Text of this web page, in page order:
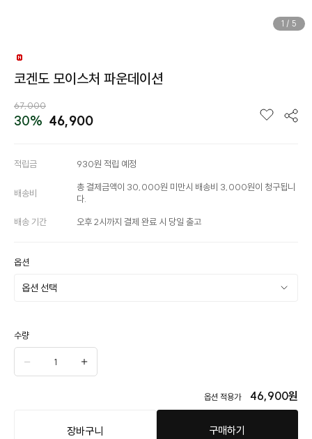
1 / 5
코겐도 모이스처 파운데이션
67,000
30% 46,900
적립금 930원 적립 예정
배송비
총 결제금액이 30,000원 미만시 배송비 3,000원이 청구됩니
다.
배송 기간 오후 2시까지 결제 완료 시 당일 출고
옵션
수량
옵션 적용가 46,900원
장바구니 구매하기